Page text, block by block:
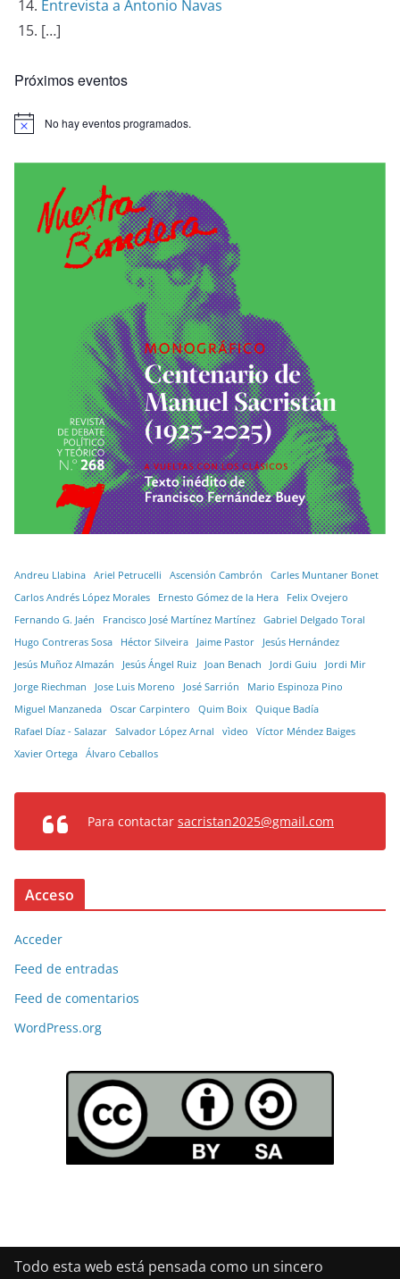
Entrevista a Antonio Navas
[…]
Próximos eventos
No hay eventos programados.
Andreu Llabina Ariel Petrucelli Ascensión Cambrón
Carles Muntaner Bonet
Carlos Andrés López Morales
Ernesto Gómez de la Hera
Felix Ovejero
Fernando G. Jaén
Francisco José Martínez Martínez
Gabriel Delgado Toral
Hugo Contreras Sosa
Héctor Silveira Jaime Pastor
Jesús Hernández
Jesús Muñoz Almazán
Jesús Ángel Ruiz Joan Benach Jordi Guiu
Jordi Mir
Jorge Riechman
Jose Luis Moreno José Sarrión
Mario Espinoza Pino
Miguel Manzaneda
Oscar Carpintero Quim Boix
Quique Badía
Rafael Díaz - Salazar
Salvador López Arnal vìdeo
Víctor Méndez Baiges
Xavier Ortega
Álvaro Ceballos
Para contactar sacristan2025@gmail.com
Acceso
Acceder
Feed de entradas
Feed de comentarios
WordPress.org
Todo esta web está pensada como un sincero